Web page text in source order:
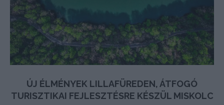
ÚJ ÉLMÉNYEK LILLAFÜREDEN, ÁTFOGÓ
TURISZTIKAI FEJLESZTÉSRE KÉSZÜL MISKOLC